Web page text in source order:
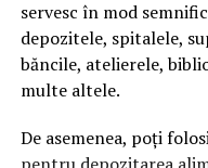
servesc în mod
depozitele, spitalele,
băncile, atelierele,
multe altele.
De asemenea, poți